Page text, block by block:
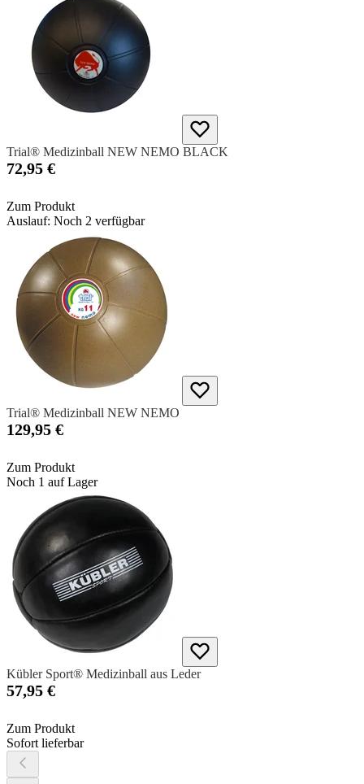
Trial® Medizinball NEW NEMO BLACK
72,95 €
Zum Produkt
Auslauf: Noch 2 verfügbar
Trial® Medizinball NEW NEMO
129,95 €
Zum Produkt
Noch 1 auf Lager
Kübler Sport® Medizinball aus Leder
57,95 €
Zum Produkt
Sofort lieferbar